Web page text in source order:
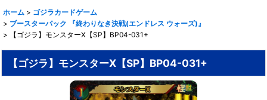
ホーム > ゴジラカードゲーム
> ブースターパック 『終わりなき決戦(エンドレス ウォーズ)』
>
【ゴジラ】モンスターX【SP】BP04-031+
【ゴジラ】モンスターX【SP】BP04-031+